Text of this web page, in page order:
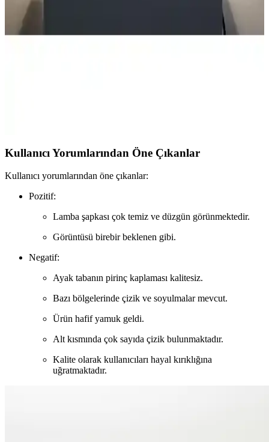
İki farklı abajur modeli olan Deep Concept Creamaura ve Madame
Coco Claire'ın tasarım, malzeme, kullanım ve kullanıcı yorumlarıyla
detaylı karşılaştırmasını öğrenin.
Kullanıcı Yorumlarından Öne Çıkanlar
Kullanıcı yorumlarından öne çıkanlar:
Pozitif:
Lamba şapkası çok temiz ve düzgün görünmektedir.
Görüntüsü birebir beklenen gibi.
Negatif:
Ayak tabanın pirinç kaplaması kalitesiz.
Bazı bölgelerinde çizik ve soyulmalar mevcut.
Ürün hafif yamuk geldi.
Alt kısmında çok sayıda çizik bulunmaktadır.
Kalite olarak kullanıcıları hayal kırıklığına
uğratmaktadır.